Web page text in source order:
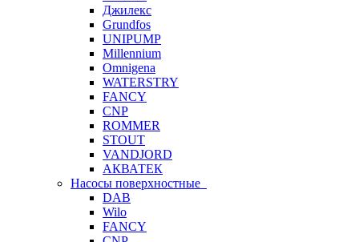
Джилекс
Grundfos
UNIPUMP
Millennium
Omnigena
WATERSTRY
FANCY
CNP
ROMMER
STOUT
VANDJORD
АКВАТЕК
Насосы поверхностные
DAB
Wilo
FANCY